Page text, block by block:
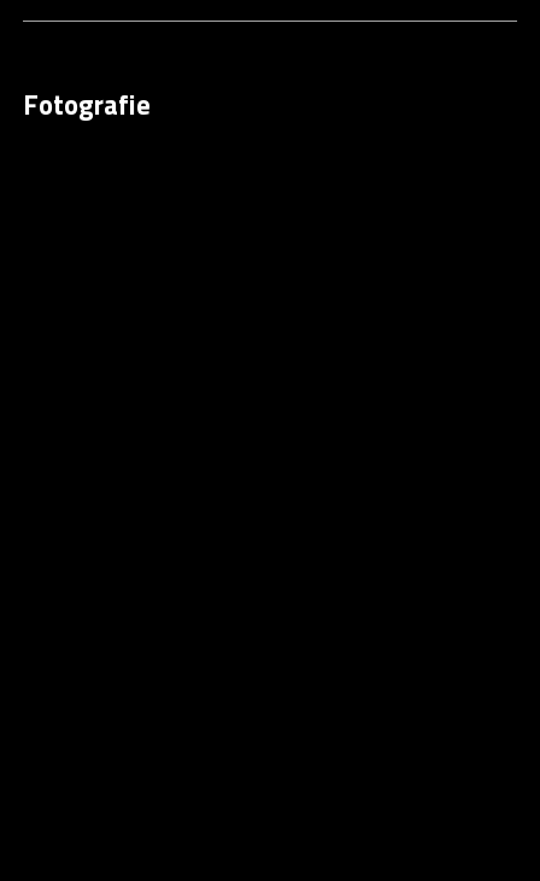
Fotografie